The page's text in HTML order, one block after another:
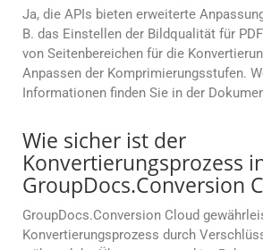
Ja, die APIs bieten erweiterte
B. das Einstellen der Bildqualität für
von Seitenbereichen für die
Anpassen der Komprimierungsstufen.
Informationen finden Sie in der
Wie sicher ist der
Konvertierungsprozess
GroupDocs.Conversion
GroupDocs.Conversion Cloud
Konvertierungsprozess durch